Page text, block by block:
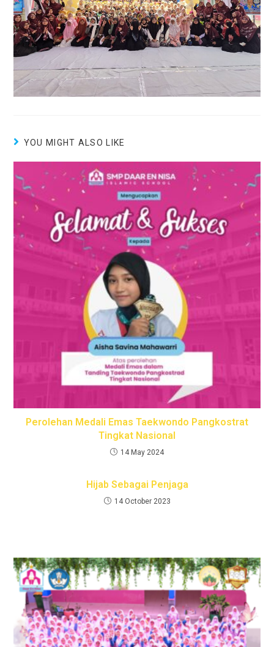
YOU MIGHT ALSO LIKE
Perolehan Medali Emas Taekwondo Pangkostrat
Tingkat Nasional
14 May 2024
Hijab Sebagai Penjaga
14 October 2023